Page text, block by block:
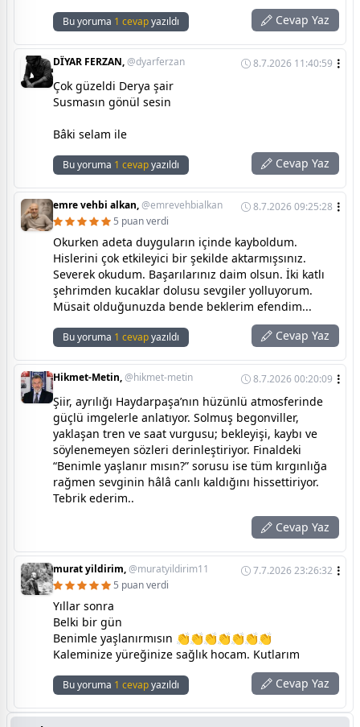
Bu yoruma 1 cevapyazıldı Cevap Yaz
DÏYAR FERZAN,@dyarferzan 8.7.2026 11:40:59
Çok güzeldi Derya şair
Susmasın gönül sesin
Bâki selam ile
Bu yoruma 1 cevapyazıldı Cevap Yaz
emre vehbi alkan,@emrevehbialkan
8.7.2026 09:25:28
5 puan verdi
Okurken adeta duyguların içinde kayboldum.
Hislerini çok etkileyici bir şekilde aktarmışsınız.
Severek okudum. Başarılarınız daim olsun. İki katlı
şehrimden kucaklar dolusu sevgiler yolluyorum.
Müsait olduğunuzda bende beklerim efendim...
Bu yoruma 1 cevapyazıldı Cevap Yaz
Hikmet-Metin,@hikmet-metin 8.7.2026 00:20:09
Şiir, ayrılığı Haydarpaşa’nın hüzünlü atmosferinde
güçlü imgelerle anlatıyor. Solmuş begonviller,
yaklaşan tren ve saat vurgusu; bekleyişi, kaybı ve
söylenemeyen sözleri derinleştiriyor. Finaldeki
“Benimle yaşlanır mısın?” sorusu ise tüm kırgınlığa
rağmen sevginin hâlâ canlı kaldığını hissettiriyor.
Tebrik ederim..
Cevap Yaz
murat yildirim,@muratyildirim11
7.7.2026 23:26:32
5 puan verdi
Yıllar sonra
Belki bir gün
Benimle yaşlanırmısın 👏👏👏👏👏👏👏
Kaleminize yüreğinize sağlık hocam. Kutlarım
Bu yoruma 1 cevapyazıldı Cevap Yaz